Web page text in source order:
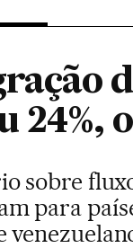
24%,
sobre
para